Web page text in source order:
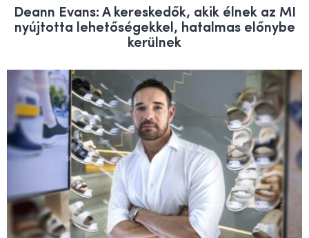
Deann Evans: A kereskedők, akik élnek az MI
nyújtotta lehetőségekkel, hatalmas előnybe
kerülnek